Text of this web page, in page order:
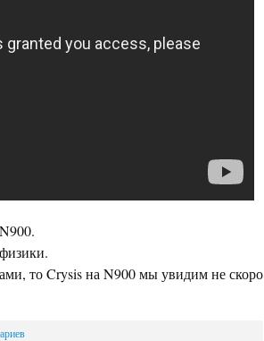
то Crysis на N900 мы увидим не скоро